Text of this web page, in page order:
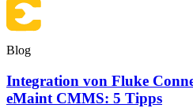
Blog
Integration von Fluke
eMaint CMMS: 5 Tipps